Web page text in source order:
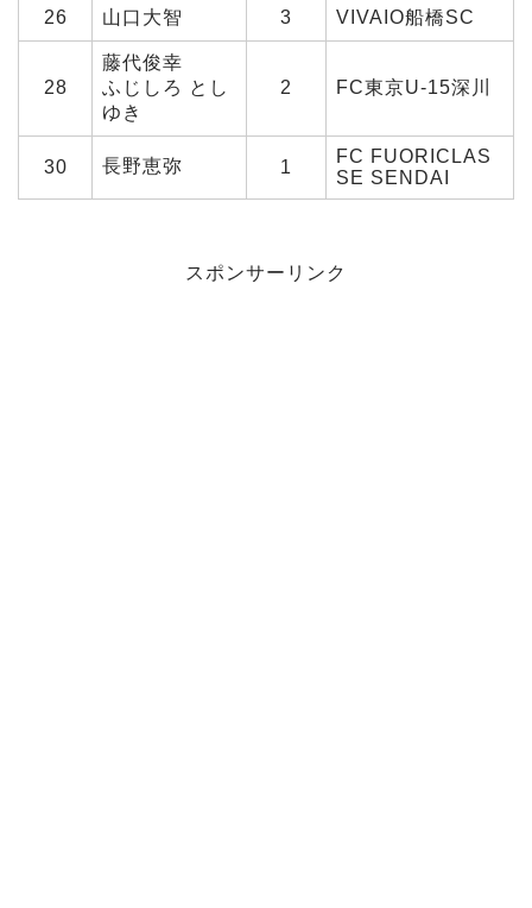
26 山口大智 3 VIVAIO船橋SC
28
藤代俊幸
ふじしろ とし
ゆき
2 FC東京U-15深川
30 長野恵弥 1
FC FUORICLAS
SE SENDAI
スポンサーリンク